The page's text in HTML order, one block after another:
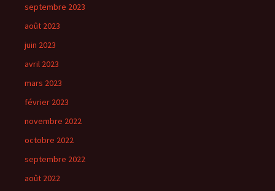
septembre 2023
août 2023
juin 2023
avril 2023
mars 2023
février 2023
novembre 2022
octobre 2022
septembre 2022
août 2022